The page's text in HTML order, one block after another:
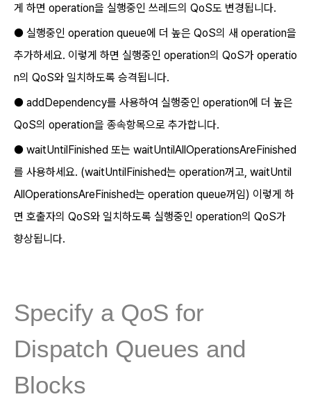
게 하면 operation을 실행중인 쓰레드의 QoS도 변경됩니다.
● 실행중인 operation queue에 더 높은 QoS의 새 operation을
추가하세요. 이렇게 하면 실행중인 operation의 QoS가 operatio
n의 QoS와 일치하도록 승격됩니다.
● addDependency를 사용하여 실행중인 operation에 더 높은
QoS의 operation을 종속항목으로 추가합니다.
● waitUntilFinished 또는 waitUntilAllOperationsAreFinished
를 사용하세요. (waitUntilFinished는 operation꺼고, waitUntil
AllOperationsAreFinished는 operation queue꺼임) 이렇게 하
면 호출자의 QoS와 일치하도록 실행중인 operation의 QoS가
향상됩니다.
Specify a QoS for
Dispatch Queues and
Blocks